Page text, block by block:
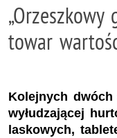
„Orzeszkowy
towar
Kolejnych dwóch
wyłudzającej
laskowych,